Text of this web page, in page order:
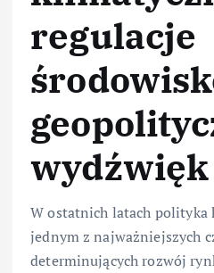
regulacje
wydźwięk
W ostatnich latach polityka
jednym z najważniejszych
determinujących rozwój